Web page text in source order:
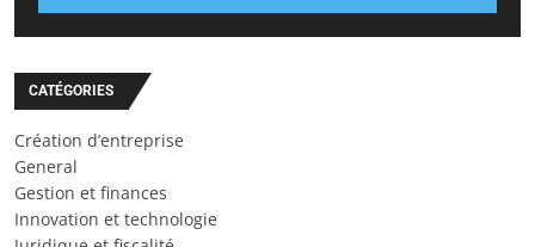
CATÉGORIES
Création d’entreprise
General
Gestion et finances
Innovation et technologie